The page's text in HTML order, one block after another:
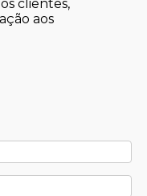
clientes,
aos